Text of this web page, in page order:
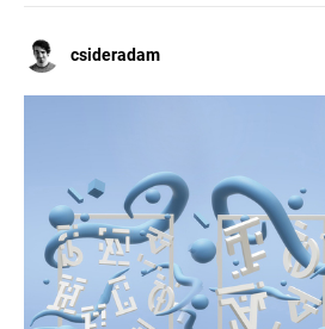
csideradam